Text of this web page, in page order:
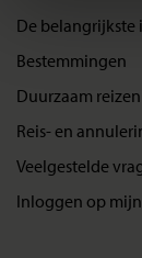
De belangrijkste
Bestemmingen
Duurzaam reizen
Reis- en
Veelgestelde
Inloggen op